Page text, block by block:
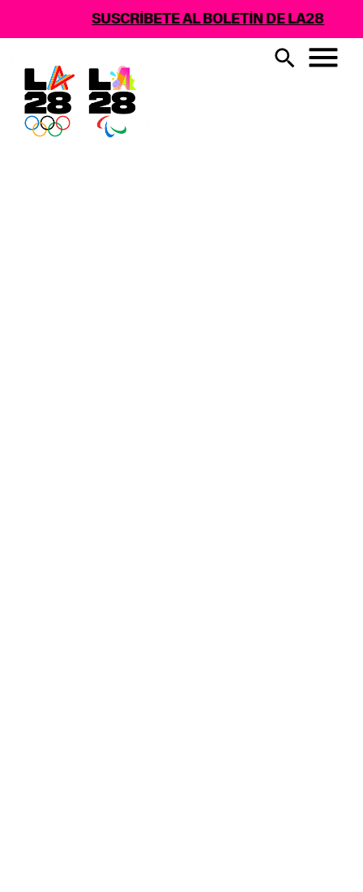
SUSCRÍBETE AL BOLETÍN DE LA28